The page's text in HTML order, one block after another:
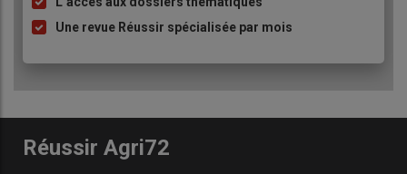
Une revue Réussir spécialisée par mois
Réussir Agri72